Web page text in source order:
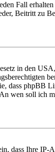
Fall erhalten
Beitritt zu
in den
dass phpBB
wen soll ich
dass Ihre IP-